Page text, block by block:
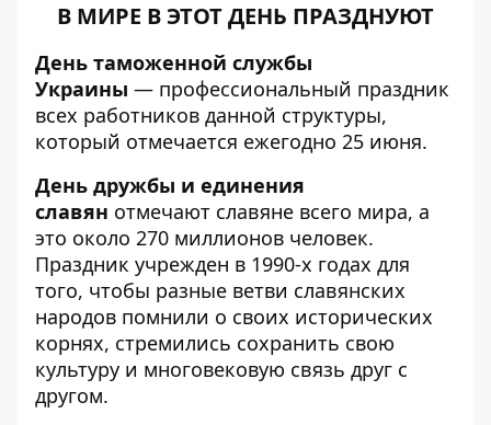
В МИРЕ В ЭТОТ ДЕНЬ ПРАЗДНУЮТ
День таможенной службы
Украины — профессиональный праздник
всех работников данной структуры,
который отмечается ежегодно 25 июня.
День дружбы и единения
славян отмечают славяне всего мира, а
это около 270 миллионов человек.
Праздник учрежден в 1990-х годах для
того, чтобы разные ветви славянских
народов помнили о своих исторических
корнях, стремились сохранить свою
культуру и многовековую связь друг с
другом.